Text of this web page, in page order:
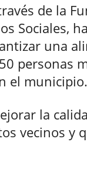
de la
Sociales,
una
personas
el municipio.
la
vecinos y